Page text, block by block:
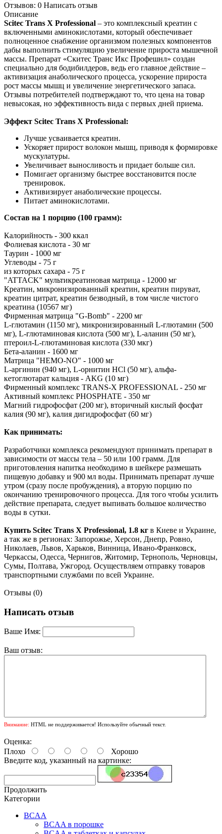
Отзывов: 0 Написать отзыв
Описание
Scitec Trans X Professional – это комплексный креатин с
включенными аминокислотами, который обеспечивает
полноценное снабжение организмом полезных компонентов
дабы выполнить стимуляцию увеличение прироста мышечной
массы. Препарат «Скитес Транс Икс Профешнл» создан
специально для бодибилдеров, ведь его главное действие –
активизация анаболического процесса, ускорение прироста
рост массы мышц и увеличение энергетического запаса.
Отзывы потребителей подтверждают то, что цена на товар
невысокая, но эффективность вида с первых дней приема.
Эффект Scitec Trans X Professional:
Лучше усваивается креатин.
Ускоряет прирост волокон мышц, приводя к формировке
мускулатуры.
Увеличивает выносливость и придает больше сил.
Помигает организму быстрее восстановится после
тренировок.
Активизирует анаболические процессы.
Питает аминокислотами.
Состав на 1 порцию (100 грамм):
Калорийность - 300 ккал
Фолиевая кислота - 30 мг
Таурин - 1000 мг
Углеводы - 75 г
из которых сахара - 75 г
"ATTACK" мультикреатиновая матрица - 12000 мг
Креатин, микронизированный креатин, креатин пируват,
креатин цитрат, креатин безводный, в том числе чистого
креатина (10567 мг)
Фирменная матрица "G-Bomb" - 2200 мг
L-глютамин (1150 мг), микронизированный L-глютамин (500
мг), L-глютаминовая кислота (500 мг), L-аланин (50 мг),
птероил-L-глютаминовая кислота (330 мкг)
Бета-аланин - 1600 мг
Матрица "НЕМО-NO" - 1000 мг
L-аргинин (940 мг), L-орнитин HCl (50 мг), альфа-
кетоглютарат кальция - AKG (10 мг)
Фирменный комплекс TRANS-X PROFESSIONAL - 250 мг
Активный комплекс PHOSPHATE - 350 мг
Магний гидрофосфат (200 мг), вторичный кислый фосфат
калия (90 мг), калия дигидрофосфат (60 мг)
Как принимать:
Разработчики комплекса рекомендуют принимать препарат в
зависимости от массы тела – 50 или 100 грамм. Для
приготовления напитка необходимо в шейкере размешать
пищевую добавку и 900 мл воды. Принимать препарат лучше
утром (сразу после пробуждения), а вторую порцию по
окончанию тренировочного процесса. Для того чтобы усилить
действие препарата, следует выпивать большое количество
воды в сутки.
Купить Scitec Trans X Professional, 1.8 кг в Киеве и Украине,
а так же в регионах: Запорожье, Херсон, Днепр, Ровно,
Николаев, Львов, Харьков, Винница, Ивано-Франковск,
Черкассы, Одесса, Чернигов, Житомир, Тернополь, Черновцы,
Сумы, Полтава, Ужгород. Осуществляем отправку товаров
транспортными службами по всей Украине.
Отзывы (0)
Написать отзыв
Ваше Имя:
Ваш отзыв:
Внимание: HTML не поддерживается! Используйте обычный текст.
Оценка:
Плохо
Хорошо
Введите код, указанный на картинке:
Продолжить
Категории
BCAA
BCAA в порошке